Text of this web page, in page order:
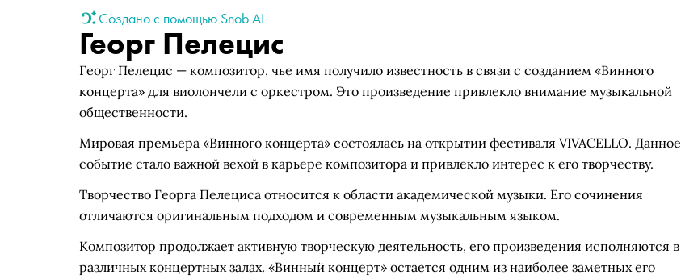
Создано с помощью Snob AI
Георг Пелецис
Георг Пелецис — композитор, чье имя получило известность в связи с созданием «Винного
концерта» для виолончели с оркестром. Это произведение привлекло внимание музыкальной
общественности.
Мировая премьера «Винного концерта» состоялась на открытии фестиваля VIVACELLO. Данное
событие стало важной вехой в карьере композитора и привлекло интерес к его творчеству.
Творчество Георга Пелециса относится к области академической музыки. Его сочинения
отличаются оригинальным подходом и современным музыкальным языком.
Композитор продолжает активную творческую деятельность, его произведения исполняются в
различных концертных залах. «Винный концерт» остается одним из наиболее заметных его